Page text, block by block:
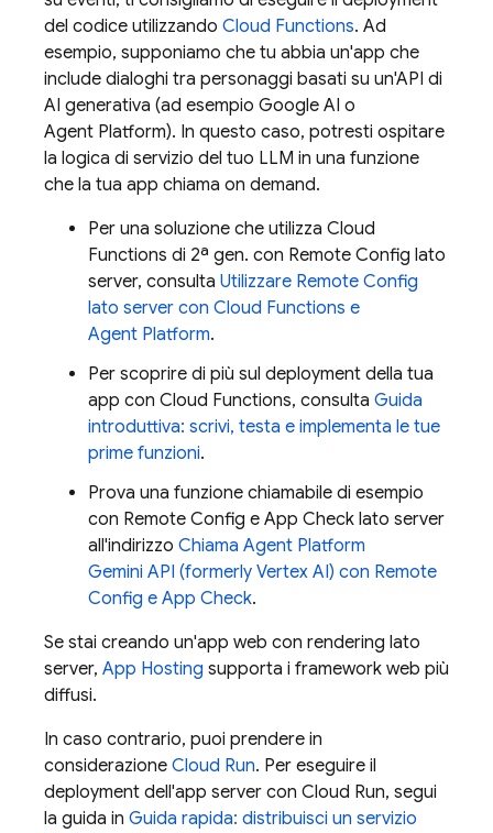
del codice utilizzando Cloud Functions. Ad
esempio, supponiamo che tu abbia un'app che
include dialoghi tra personaggi basati su un'API di
AI generativa (ad esempio Google AI o
Agent Platform). In questo caso, potresti ospitare
la logica di servizio del tuo LLM in una funzione
che la tua app chiama on demand.
Per una soluzione che utilizza Cloud
Functions di 2ª gen. con Remote Config lato
server, consulta Utilizzare Remote Config
lato server con Cloud Functions e
Agent Platform.
Per scoprire di più sul deployment della tua
app con Cloud Functions, consulta Guida
introduttiva: scrivi, testa e implementa le tue
prime funzioni.
Prova una funzione chiamabile di esempio
con Remote Config e App Check lato server
all'indirizzo Chiama Agent Platform
Gemini API (formerly Vertex AI) con Remote
Config e App Check.
Se stai creando un'app web con rendering lato
server, App Hosting supporta i framework web più
diffusi.
In caso contrario, puoi prendere in
considerazione Cloud Run. Per eseguire il
deployment dell'app server con Cloud Run, segui
la guida in Guida rapida: distribuisci un servizio